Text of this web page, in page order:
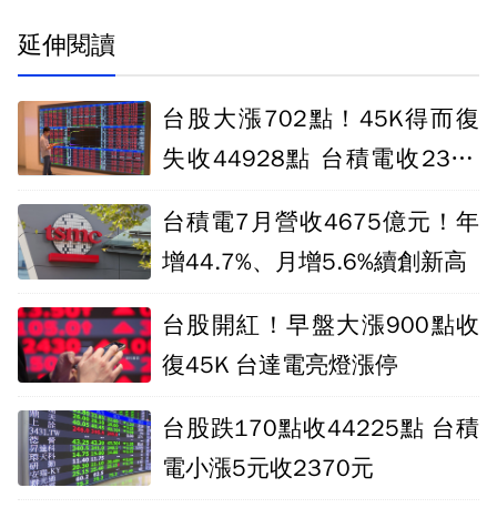
延伸閱讀
台股大漲702點！45K得而復
失收44928點 台積電收2380
台積電7月營收4675億元！年
增44.7%、月增5.6%續創新高
台股開紅！早盤大漲900點收
復45K 台達電亮燈漲停
台股跌170點收44225點 台積
電小漲5元收2370元